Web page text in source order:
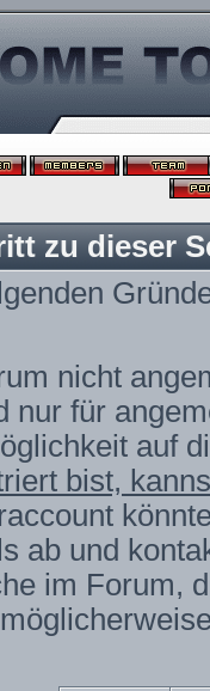
zu dieser
nicht
nur für
auf
bist,
ab und
im Forum,